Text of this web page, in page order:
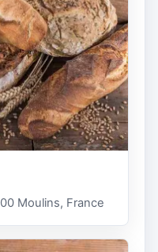
Moulins, France